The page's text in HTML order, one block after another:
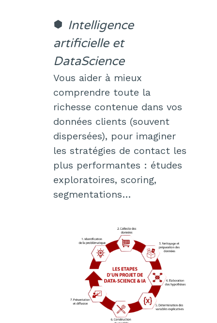
Intelligence
artificielle et
DataScience
Vous aider à mieux
comprendre toute la
richesse contenue dans vos
données clients (souvent
dispersées), pour imaginer
les stratégies de contact les
plus performantes : études
exploratoires, scoring,
segmentations…